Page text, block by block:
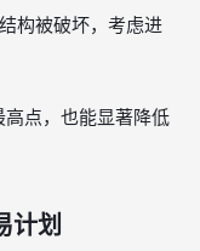
构被破坏，考虑进
点，也能显著降低
计划